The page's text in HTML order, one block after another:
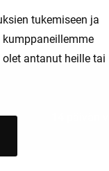
tukemiseen ja
antanut heille tai
14 päivän